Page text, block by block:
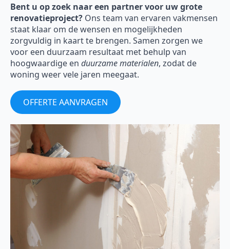
Bent u op zoek naar een partner voor uw grote
renovatieproject? Ons team van ervaren vakmensen
staat klaar om de wensen en mogelijkheden
zorgvuldig in kaart te brengen. Samen zorgen we
voor een duurzaam resultaat met behulp van
hoogwaardige en duurzame materialen, zodat de
woning weer vele jaren meegaat.
OFFERTE AANVRAGEN